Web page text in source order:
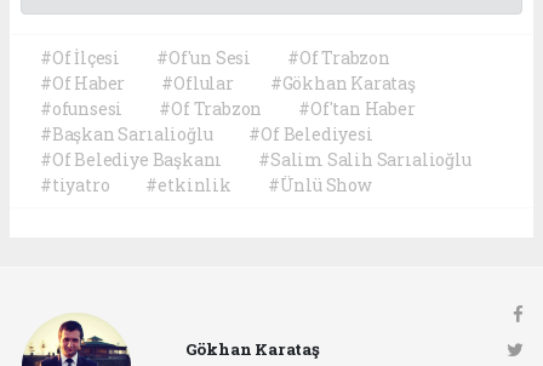
#Of İlçesi #Of'un Sesi
#Of Trabzon
#Of Haber
#Oflular
#Gökhan Karataş
#ofunsesi
#Of Trabzon
#Of'tan Haber
#Başkan Sarıalioğlu
#Of Belediyesi
#Of Belediye Başkanı
#Salim Salih Sarıalioğlu
#tiyatro
#etkinlik #Ünlü Show
Gökhan Karataş